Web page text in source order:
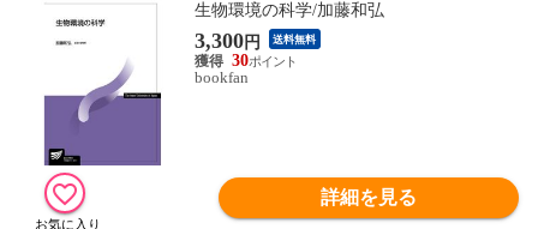
生物環境の科学/加藤和弘
3,300円 送料無料
30
bookfan
詳細を見る